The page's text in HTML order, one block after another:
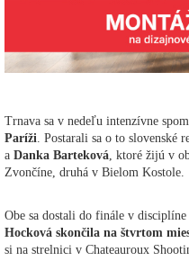
Trnava sa v nedeľu intenzívne
Paríži . Postarali sa o to slovenské
a Danka Barteková , ktoré žijú v
Zvončíne, druhá v Bielom Kostole.
Obe sa dostali do finále v
Hocková skončila na štvrtom
si na strelnici v Chateauroux